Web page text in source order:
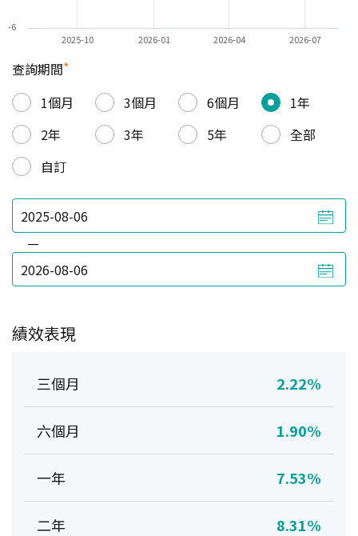
2025-10 2026-01 2026-04 2026-07
-6
查詢期間*
1個月
3個月 6個月
1年
2年
3年 5年
全部
自訂
—
績效表現
三個月 2.22%
六個月 1.90%
一年 7.53%
二年 8.31%